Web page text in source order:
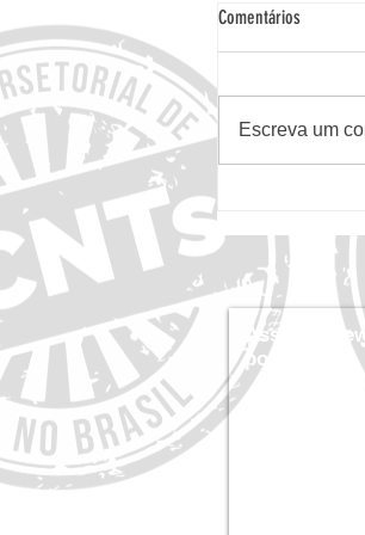
Medicamentos,
Dispositivos
Comentários
Escreva um
Assine a
por dentro!